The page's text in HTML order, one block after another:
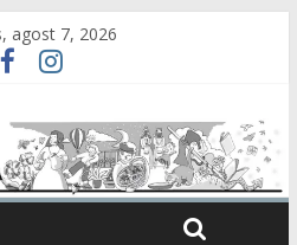
agost 7, 2026